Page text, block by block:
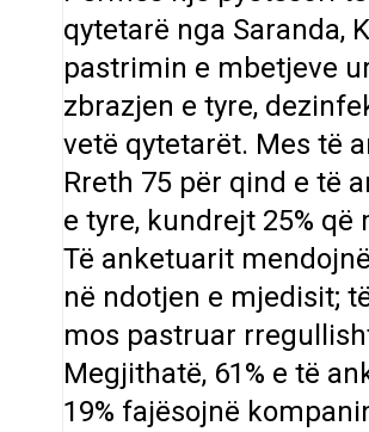
qytetarë nga Saranda,
pastrimin e mbetjeve
zbrazjen e tyre,
vetë qytetarët. Mes të
Rreth 75 për qind e të
e tyre, kundrejt 25%
Të anketuarit
në ndotjen e mjedisit;
mos pastruar
Megjithatë, 61% e të
19% fajësojnë